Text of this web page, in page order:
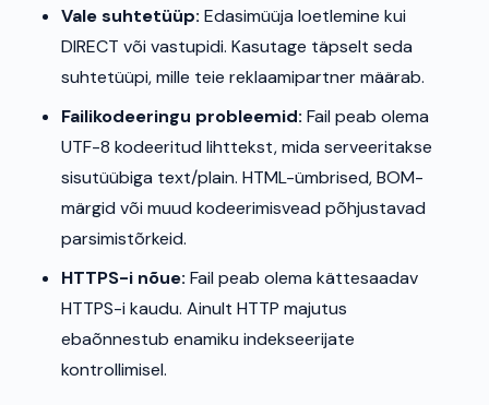
Vale suhtetüüp: Edasimüüja loetlemine kui
DIRECT või vastupidi. Kasutage täpselt seda
suhtetüüpi, mille teie reklaamipartner määrab.
Failikodeeringu probleemid: Fail peab olema
UTF-8 kodeeritud lihttekst, mida serveeritakse
sisutüübiga text/plain. HTML-ümbrised, BOM-
märgid või muud kodeerimisvead põhjustavad
parsimistõrkeid.
HTTPS-i nõue: Fail peab olema kättesaadav
HTTPS-i kaudu. Ainult HTTP majutus
ebaõnnestub enamiku indekseerijate
kontrollimisel.